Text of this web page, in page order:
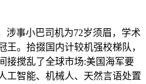
事小巴司机为72岁须眉，学术
王。拾掇国内计较机强校梯队，
接搅乱了全球市场:美国海军要
工智能、机械人、天然言语处置